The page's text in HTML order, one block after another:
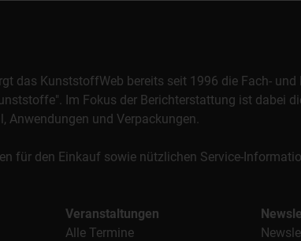
das KunststoffWeb bereits seit 1996 die Fach-
Im Fokus der Berichterstattung ist dabei
Anwendungen und Verpackungen.
für den Einkauf sowie nützlichen Service-
Veranstaltungen
Alle Termine